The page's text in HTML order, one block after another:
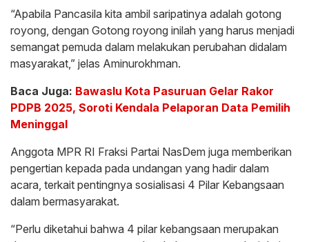
“Apabila Pancasila kita ambil saripatinya adalah gotong
royong, dengan Gotong royong inilah yang harus menjadi
semangat pemuda dalam melakukan perubahan didalam
masyarakat,” jelas Aminurokhman.
Baca Juga: Bawaslu Kota Pasuruan Gelar Rakor
PDPB 2025, Soroti Kendala Pelaporan Data Pemilih
Meninggal
Anggota MPR RI Fraksi Partai NasDem juga memberikan
pengertian kepada pada undangan yang hadir dalam
acara, terkait pentingnya sosialisasi 4 Pilar Kebangsaan
dalam bermasyarakat.
“Perlu diketahui bahwa 4 pilar kebangsaan merupakan